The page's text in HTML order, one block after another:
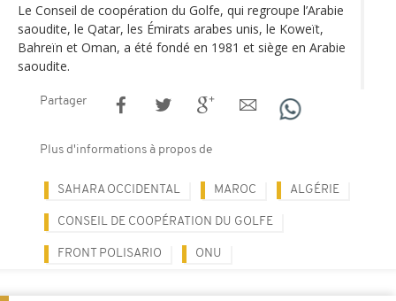
Le Conseil de coopération du Golfe, qui regroupe l’Arabie
saoudite, le Qatar, les Émirats arabes unis, le Koweït,
Bahreïn et Oman, a été fondé en 1981 et siège en Arabie
saoudite.
Partager
Plus d'informations à propos de
SAHARA OCCIDENTAL MAROC ALGÉRIE
CONSEIL DE COOPÉRATION DU GOLFE
FRONT POLISARIO ONU